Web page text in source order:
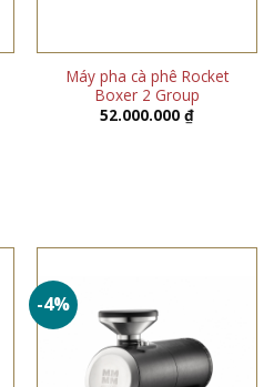
Máy pha cà phê Rocket
Boxer 2 Group
52.000.000 ₫
-4%